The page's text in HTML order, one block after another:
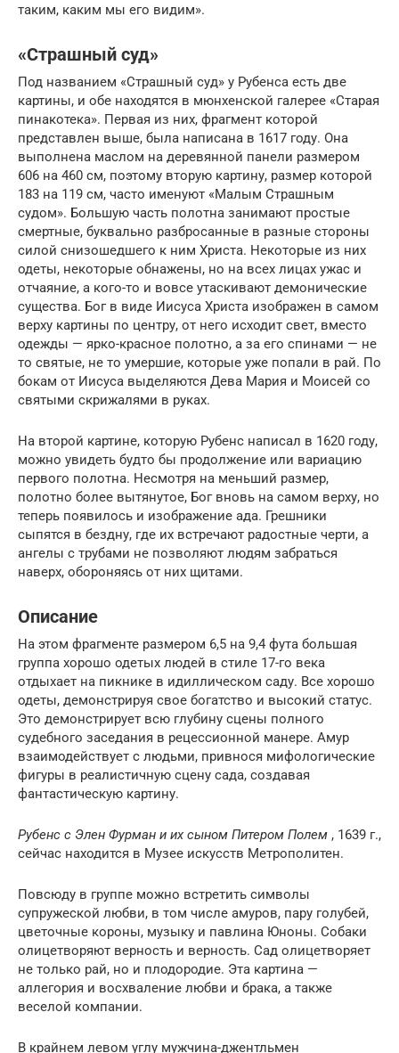
таким, каким мы его видим».
«Страшный суд»
Под названием «Страшный суд» у Рубенса есть две
картины, и обе находятся в мюнхенской галерее «Старая
пинакотека». Первая из них, фрагмент которой
представлен выше, была написана в 1617 году. Она
выполнена маслом на деревянной панели размером
606 на 460 см, поэтому вторую картину, размер которой
183 на 119 см, часто именуют «Малым Страшным
судом». Большую часть полотна занимают простые
смертные, буквально разбросанные в разные стороны
силой снизошедшего к ним Христа. Некоторые из них
одеты, некоторые обнажены, но на всех лицах ужас и
отчаяние, а кого-то и вовсе утаскивают демонические
существа. Бог в виде Иисуса Христа изображен в самом
верху картины по центру, от него исходит свет, вместо
одежды — ярко-красное полотно, а за его спинами — не
то святые, не то умершие, которые уже попали в рай. По
бокам от Иисуса выделяются Дева Мария и Моисей со
святыми скрижалями в руках.
На второй картине, которую Рубенс написал в 1620 году,
можно увидеть будто бы продолжение или вариацию
первого полотна. Несмотря на меньший размер,
полотно более вытянутое, Бог вновь на самом верху, но
теперь появилось и изображение ада. Грешники
сыпятся в бездну, где их встречают радостные черти, а
ангелы с трубами не позволяют людям забраться
наверх, обороняясь от них щитами.
Описание
На этом фрагменте размером 6,5 на 9,4 фута большая
группа хорошо одетых людей в стиле 17-го века
отдыхает на пикнике в идиллическом саду. Все хорошо
одеты, демонстрируя свое богатство и высокий статус.
Это демонстрирует всю глубину сцены полного
судебного заседания в рецессионной манере. Амур
взаимодействует с людьми, привнося мифологические
фигуры в реалистичную сцену сада, создавая
фантастическую картину.
Рубенс с Элен Фурман и их сыном Питером Полем , 1639 г.,
сейчас находится в Музее искусств Метрополитен.
Повсюду в группе можно встретить символы
супружеской любви, в том числе амуров, пару голубей,
цветочные короны, музыку и павлина Юноны. Собаки
олицетворяют верность и верность. Сад олицетворяет
не только рай, но и плодородие. Эта картина —
аллегория и восхваление любви и брака, а также
веселой компании.
В крайнем левом углу мужчина-джентльмен